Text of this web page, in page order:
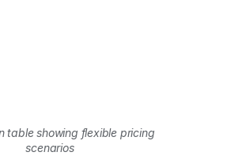
table showing flexible pricing
scenarios